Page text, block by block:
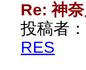
Re: 神
投稿者：
RES